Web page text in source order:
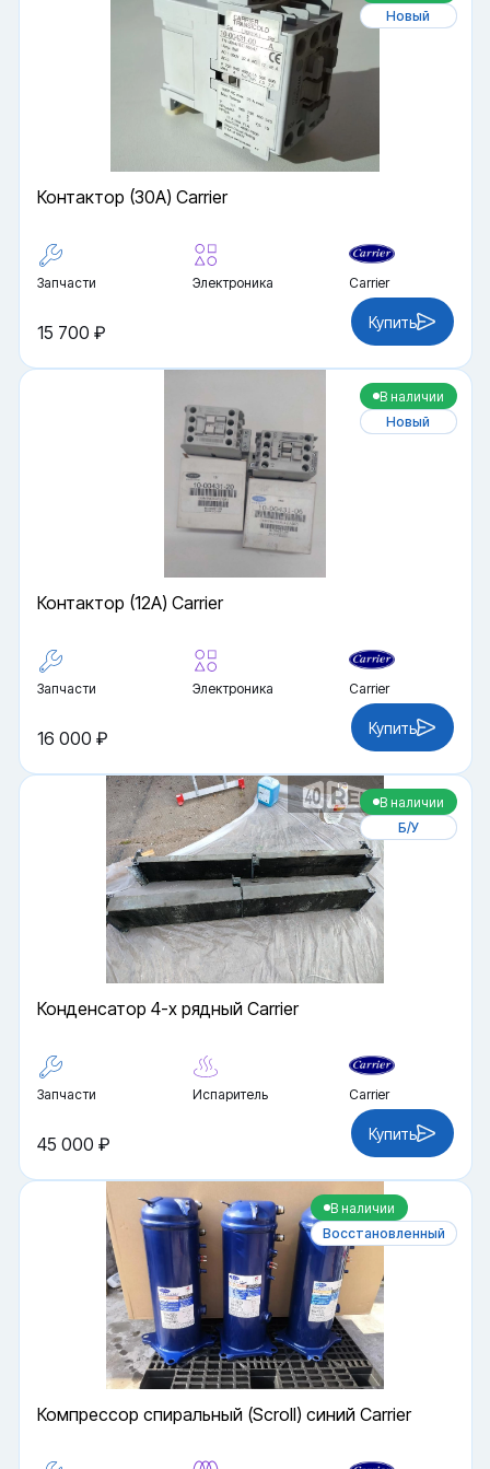
Новый
Контактор (30A) Carrier
Запчасти Электроника Carrier
15 700 ₽ Купить
В наличии
Новый
Контактор (12A) Carrier
Запчасти Электроника Carrier
16 000 ₽ Купить
В наличии
Б/У
Конденсатор 4-х рядный Carrier
Запчасти Испаритель Carrier
45 000 ₽ Купить
В наличии
Восстановленный
Компрессор спиральный (Scroll) синий Carrier